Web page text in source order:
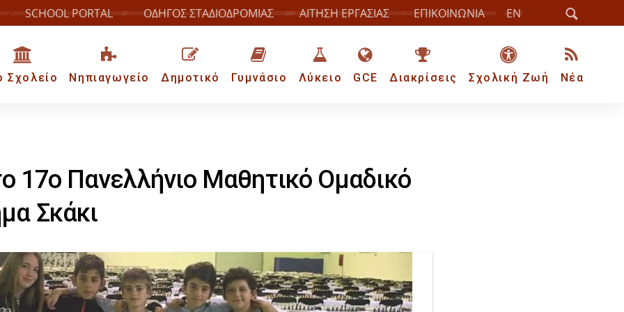
SCHOOL PORTAL ΟΔΗΓΟΣ ΣΤΑΔΙΟΔΡΟΜΙΑΣ ΑΙΤΗΣΗ ΕΡΓΑΣΙΑΣ ΕΠΙΚΟΙΝΩΝΙΑ EN
Σχολείο Νηπιαγωγείο Δημοτικό Γυμνάσιο Λύκειο GCE Διακρίσεις Σχολική Ζωή Νέα
17ο Πανελλήνιο Μαθητικό Ομαδικό
Σκάκι